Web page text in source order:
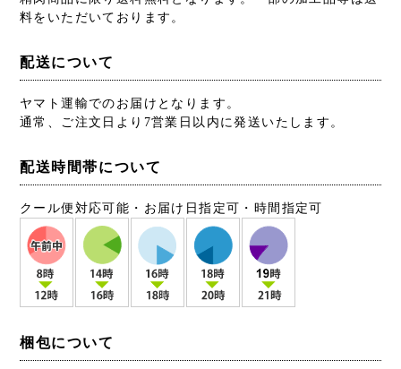
料をいただいております。
配送について
ヤマト運輸でのお届けとなります。
通常、ご注文日より7営業日以内に発送いたします。
配送時間帯について
クール便対応可能・お届け日指定可・時間指定可
梱包について